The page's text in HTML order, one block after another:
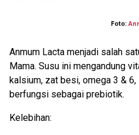
Foto:
Anmum Lacta menjadi salah
Mama. Susu ini mengandung
kalsium, zat besi, omega 3 &
berfungsi sebagai prebiotik.
Kelebihan: